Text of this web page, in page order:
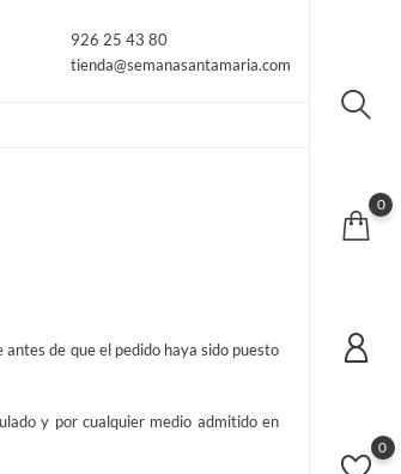
0
0
926 25 43 80
tienda@semanasantamaria.com
de que el pedido haya sido puesto
y por cualquier medio admitido en